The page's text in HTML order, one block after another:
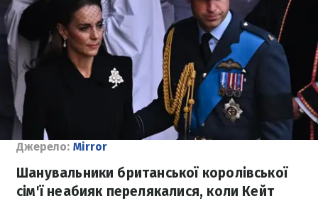
Джерело: Mirror
Шанувальники британської королівської
сім'ї неабияк перелякалися, коли Кейт